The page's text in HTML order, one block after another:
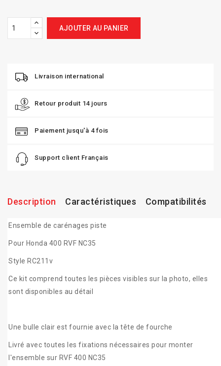
AJOUTER AU PANIER
Livraison international
Retour produit 14 jours
Paiement jusqu'à 4 fois
Support client Français
Description Caractéristiques Compatibilités
Ensemble de carénages piste
Pour Honda 400 RVF NC35
Style RC211v
Ce kit comprend toutes les pièces visibles sur la photo, elles
sont disponibles au détail
Une bulle clair est fournie avec la tête de fourche
Livré avec toutes les fixations nécessaires pour monter
l'ensemble sur RVF 400 NC35